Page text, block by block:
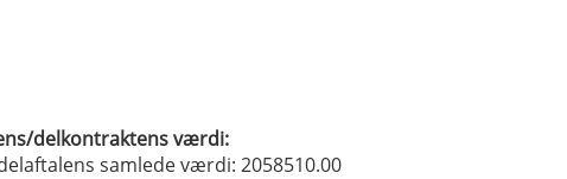
delkontraktens værdi:
samlede værdi: 2058510.00